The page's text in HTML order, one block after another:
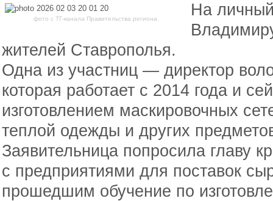
фото с ТГ-канала Правительства региона.
На
жителей Ставрополья.
Одна из участниц — директор
которая работает с 2014 года и
изготовлением маскировочных
теплой одежды и других
Заявительница попросила главу
с предприятиями для поставок
прошедшим обучение по